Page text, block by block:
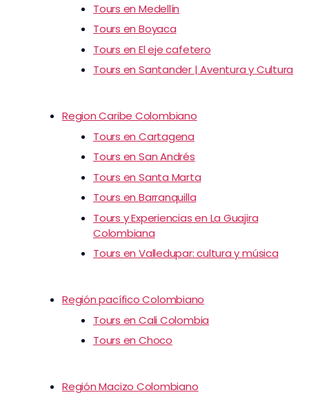
Tours en Medellín
Tours en Boyaca
Tours en El eje cafetero
Tours en Santander | Aventura y Cultura
Region Caribe Colombiano
Tours en Cartagena
Tours en San Andrés
Tours en Santa Marta
Tours en Barranquilla
Tours y Experiencias en La Guajira
Colombiana
Tours en Valledupar: cultura y música
Región pacífico Colombiano
Tours en Cali Colombia
Tours en Choco
Región Macizo Colombiano